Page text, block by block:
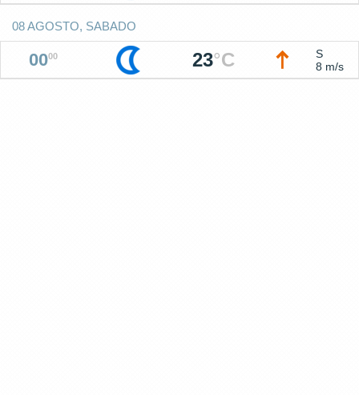
08 AGOSTO, SABADO
0000 23°C
S
8 m/s